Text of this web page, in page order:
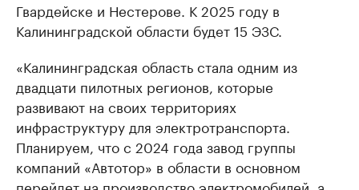
Гвардейске и Нестерове. К 2025 году в
Калининградской области будет 15 ЭЗС.
«Калининградская область стала одним из
двадцати пилотных регионов, которые
развивают на своих территориях
инфраструктуру для электротранспорта.
Планируем, что с 2024 года завод группы
компаний «Автотор» в области в основном
перейдет на производство электромобилей, а